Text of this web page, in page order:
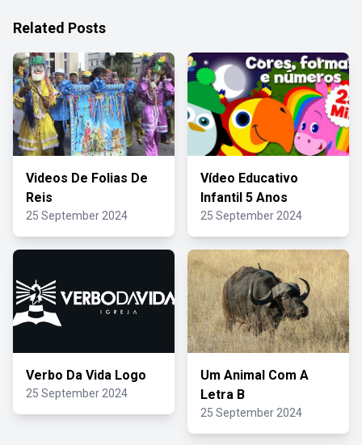
Related Posts
Videos De Folias De
Reis
25 September 2024
Vídeo Educativo
Infantil 5 Anos
25 September 2024
Verbo Da Vida Logo
25 September 2024
Um Animal Com A
Letra B
25 September 2024